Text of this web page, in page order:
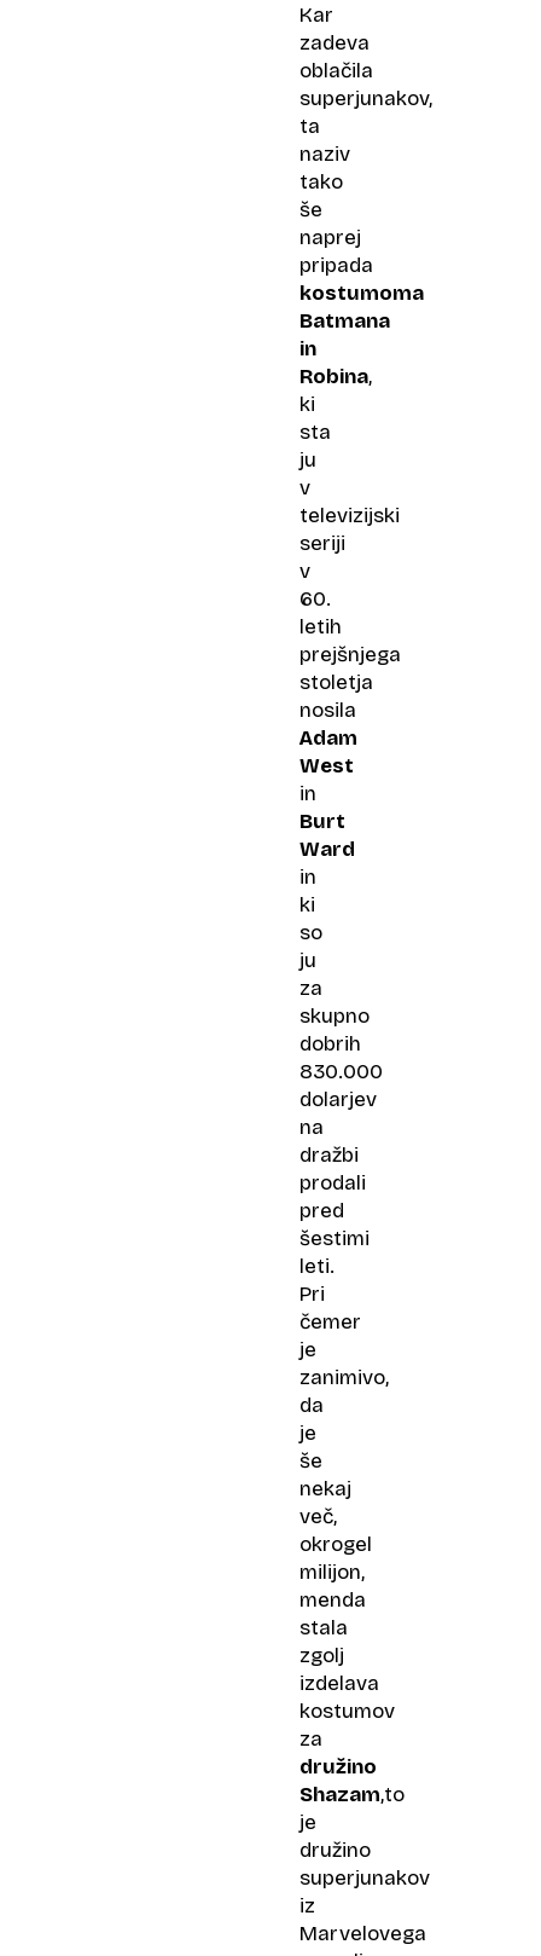
Kar
zadeva
oblačila
superjunakov,
ta
naziv
tako
še
naprej
pripada
kostumoma
Batmana
in
Robina,
ki
sta
ju
v
televizijski
seriji
v
60.
letih
prejšnjega
stoletja
nosila
Adam
West
in
Burt
Ward
in
ki
so
ju
za
skupno
dobrih
830.000
dolarjev
na
dražbi
prodali
pred
šestimi
leti.
Pri
čemer
je
zanimivo,
da
je
še
nekaj
več,
okrogel
milijon,
menda
stala
zgolj
izdelava
kostumov
za
družino
Shazam,to
je
družino
superjunakov
iz
Marvelovega